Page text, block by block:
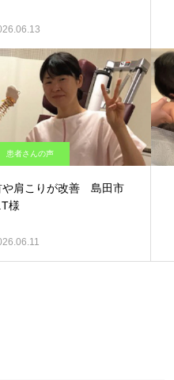
患者さんの声
や肩こりが改善 島田市
様